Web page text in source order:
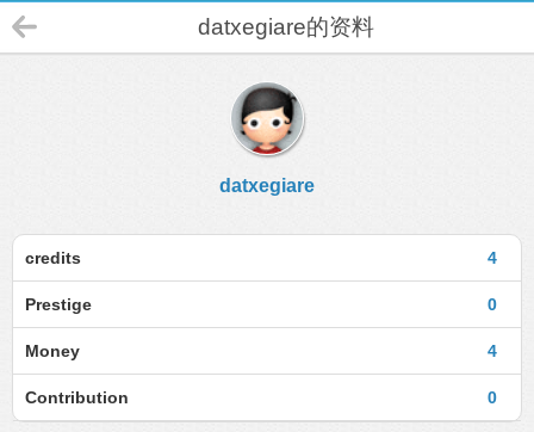
datxegiare的资料
datxegiare
4
credits
0
Prestige
4
Money
0
Contribution